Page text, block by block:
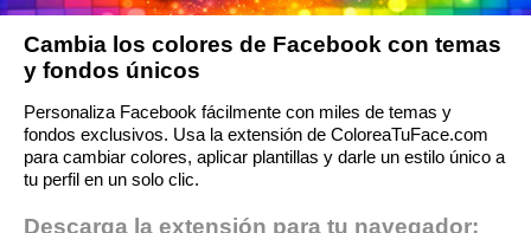
Cambia los colores de Facebook con temas
y fondos únicos
Personaliza Facebook fácilmente con miles de temas y
fondos exclusivos. Usa la extensión de ColoreaTuFace.com
para cambiar colores, aplicar plantillas y darle un estilo único a
tu perfil en un solo clic.
Descarga la extensión para tu navegador: